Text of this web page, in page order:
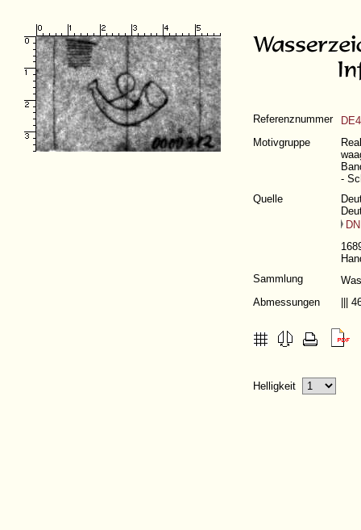
Referenznummer
Motivgruppe
-
Quelle
Sammlung
Abmessungen
|||
Helligkeit